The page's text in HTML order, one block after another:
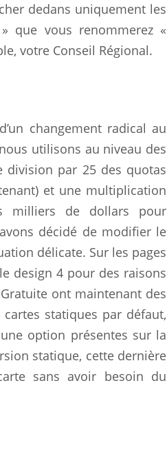
dedans uniquement les
que vous renommerez «
votre Conseil Régional.
changement radical au
utilisons au niveau des
division par 25 des quotas
et une multiplication
milliers de dollars pour
décidé de modifier le
délicate. Sur les pages
design 4 pour des raisons
ont maintenant des
statiques par défaut,
option présentes sur la
statique, cette dernière
sans avoir besoin du